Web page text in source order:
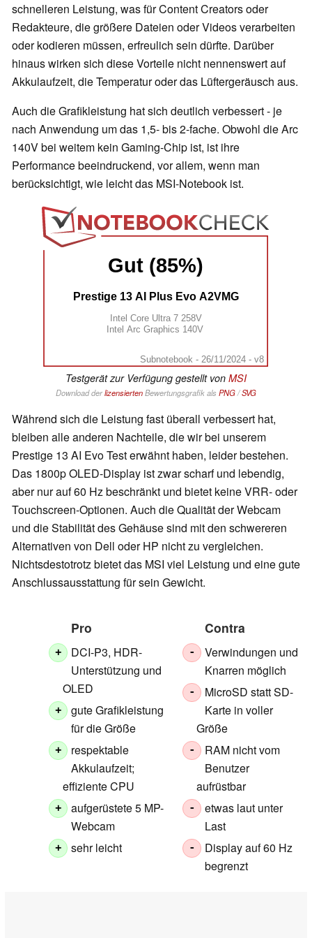
schnelleren Leistung, was für Content Creators oder
Redakteure, die größere Dateien oder Videos verarbeiten
oder kodieren müssen, erfreulich sein dürfte. Darüber
hinaus wirken sich diese Vorteile nicht nennenswert auf
Akkulaufzeit, die Temperatur oder das Lüftergeräusch aus.
Auch die Grafikleistung hat sich deutlich verbessert - je
nach Anwendung um das 1,5- bis 2-fache. Obwohl die Arc
140V bei weitem kein Gaming-Chip ist, ist ihre
Performance beeindruckend, vor allem, wenn man
berücksichtigt, wie leicht das MSI-Notebook ist.
Gut (85%)
Prestige 13 AI Plus Evo A2VMG
Intel Core Ultra 7 258V
Intel Arc Graphics 140V
Subnotebook - 26/11/2024 - v8
Testgerät zur Verfügung gestellt von MSI
Download derlizensiertenBewertungsgrafik als PNG/SVG
Während sich die Leistung fast überall verbessert hat,
bleiben alle anderen Nachteile, die wir bei unserem
Prestige 13 AI Evo Test erwähnt haben, leider bestehen.
Das 1800p OLED-Display ist zwar scharf und lebendig,
aber nur auf 60 Hz beschränkt und bietet keine VRR- oder
Touchscreen-Optionen. Auch die Qualität der Webcam
und die Stabilität des Gehäuse sind mit den schwereren
Alternativen von Dell oder HP nicht zu vergleichen.
Nichtsdestotrotz bietet das MSI viel Leistung und eine gute
Anschlussausstattung für sein Gewicht.
Pro
+
DCI-P3, HDR-
Unterstützung und
OLED
+
gute Grafikleistung
für die Größe
+
respektable
Akkulaufzeit;
effiziente CPU
+
aufgerüstete 5 MP-
Webcam
+ sehr leicht
Contra
-
Verwindungen und
Knarren möglich
-
MicroSD statt SD-
Karte in voller
Größe
-
RAM nicht vom
Benutzer
aufrüstbar
-
etwas laut unter
Last
-
Display auf 60 Hz
begrenzt